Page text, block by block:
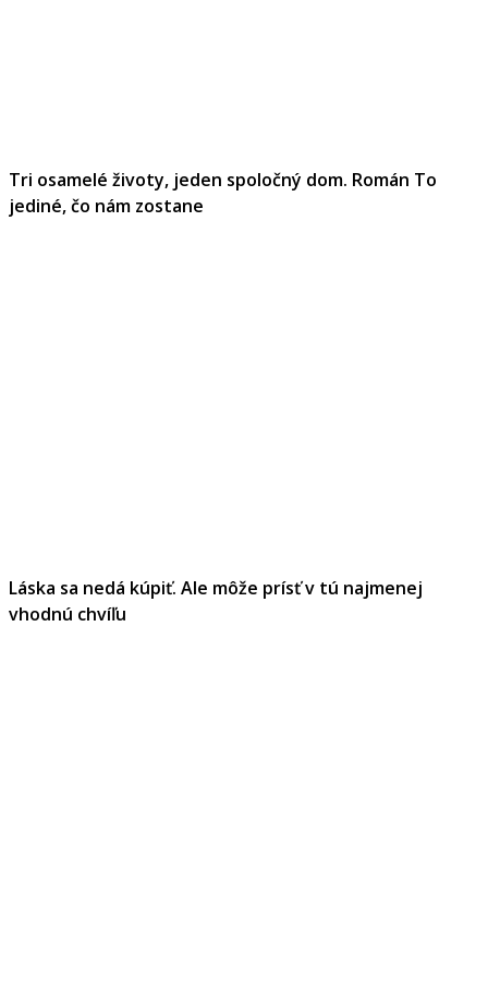
Tri osamelé životy, jeden spoločný dom. Román To
jediné, čo nám zostane
Láska sa nedá kúpiť. Ale môže prísť v tú najmenej
vhodnú chvíľu